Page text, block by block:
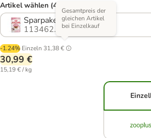
Artikel wählen (4 Varianten)
Sparpaket: 24 x 85 g
113462.19
-1.24% Einzeln 31,38 €
Gesamtpreis der
gleichen Artikel
bei Einzelkauf
30,99 €
15,19 € / kg